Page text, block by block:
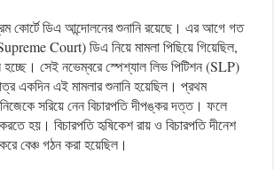
কোর্টে ডিএ আন্দোলনের শুনানি রয়েছে। এর আগে গত
Court) ডিএ নিয়ে মামলা পিছিয়ে গিয়েছিল,
হচ্ছে। সেই নভেম্বরে স্পেশ্যাল লিভ পিটিশন (SLP)
একদিন এই মামলার শুনানি হয়েছিল। প্রথম
সরিয়ে নেন বিচারপতি দীপঙ্কর দত্ত। ফলে
হয়। বিচারপতি হৃষিকেশ রায় ও বিচারপতি দীনেশ
বেঞ্চ গঠন করা হয়েছিল।